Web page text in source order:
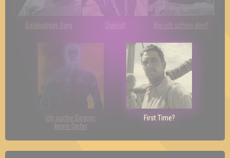
Eindeutiger Sieg Duelist Bin ich schon drin?
Ich suche Gegner,
keine Opfer
First Time?